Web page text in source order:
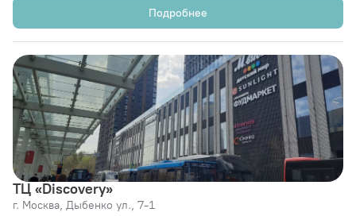
Подробнее
ТЦ «Discovery»
г. Москва, Дыбенко ул., 7-1